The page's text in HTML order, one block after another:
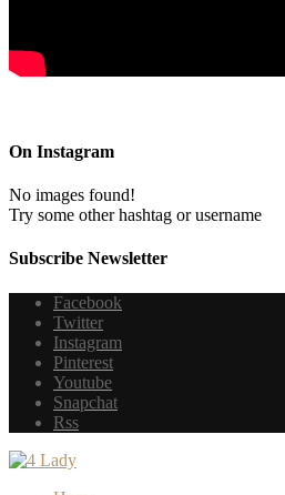
On Instagram
No images found!
Try some other hashtag or username
Subscribe Newsletter
Facebook
Twitter
Instagram
Pinterest
Youtube
Snapchat
Rss